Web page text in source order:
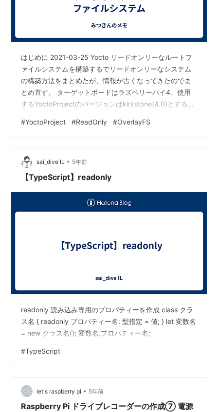
はじめに 2021-03-25 Yocto リードオンリーなルートフ
ァイルシステムを構築するでリードオンリーなシステム
の構築方法をまとめたが、情報が古くなってきたのでま
とめ直す。 ターゲットボードはラズベリーパイ4、使用
するYoctoProjectのバージョンはkirkstone(4.0)とする。
cd ~/yocto/rpi-kirkstone pokyの取得 $ git clone -b
kirkstone git://git.yoctoproject.org/poky.git 環境変数の
設定 $ s…
#YoctoProject #ReadOnly #OverlayFS
sai_dive IL • 5年前
【TypeScript】readonly
readonly 読み込み専用のプロパティーを作成 class クラ
ス名 { readonly プロパティー名: 型指定 = 値; } let 変数名
= new クラス名(); 変数名.プロパティー名;
#TypeScript
let's raspberry pi • 5年前
Raspberry Pi ドライブレコーダーの作成⑦ 電源